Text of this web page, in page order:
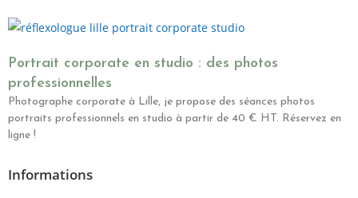
Portrait corporate en studio : des photos
professionnelles
Photographe corporate à Lille, je propose des séances photos
portraits professionnels en studio à partir de 40 € HT. Réservez en
ligne !
Informations